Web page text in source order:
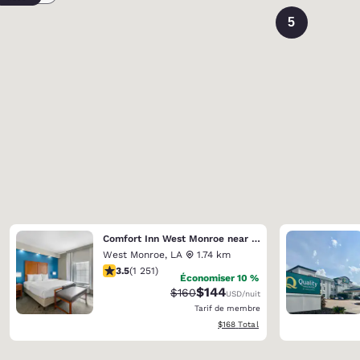
5
Comfort Inn West Monroe near Sports & Events Center
West Monroe, LA
1.74 km
3.55 étoiles. Bien. 1251 commentaires
3.5(1 251)
Économiser 10 %
Tarif barré :
$160Tarif réduit :
$144USD/nuit
Tarif de membre
Afficher les détails totaux estimés
$168 Total